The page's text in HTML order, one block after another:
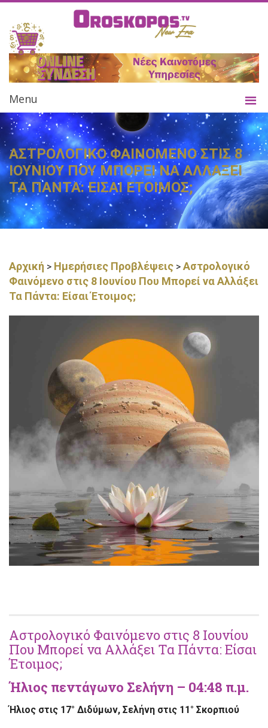
Menu
ΑΣΤΡΟΛΟΓΙΚΟ ΦΑΙΝΟΜΕΝΟ ΣΤΙΣ 8
ΙΟΥΝΙΟΥ ΠΟΥ ΜΠΟΡΕΙ ΝΑ ΑΛΛΑΞΕΙ
ΤΑ ΠΑΝΤΑ: ΕΙΣΑΙ ΕΤΟΙΜΟΣ;
Αρχική > Ημερήσιες Προβλέψεις > Αστρολογικό
Φαινόμενο στις 8 Ιουνίου Που Μπορεί να Αλλάξει
Τα Πάντα: Είσαι Έτοιμος;
Αστρολογικό Φαινόμενο στις 8 Ιουνίου
Που Μπορεί να Αλλάξει Τα Πάντα: Είσαι
Έτοιμος;
Ήλιος πεντάγωνο Σελήνη – 04:48 π.μ.
Ήλιος στις 17° Διδύμων, Σελήνη στις 11° Σκορπιού